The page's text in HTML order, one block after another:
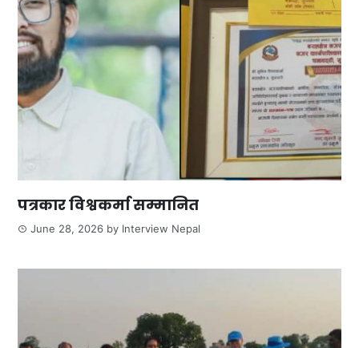
पत्रकार विश्वकर्मा सम्मानित
June 28, 2026 by Interview Nepal